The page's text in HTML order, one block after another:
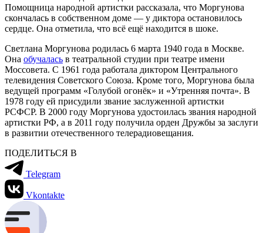
Помощница народной артистки рассказала, что Моргунова
скончалась в собственном доме — у диктора остановилось
сердце. Она отметила, что всё ещё находится в шоке.
Светлана Моргунова родилась 6 марта 1940 года в Москве.
Она обучалась в театральной студии при театре имени
Моссовета. С 1961 года работала диктором Центрального
телевидения Советского Союза. Кроме того, Моргунова была
ведущей программ «Голубой огонёк» и «Утренняя почта». В
1978 году ей присудили звание заслуженной артистки
РСФСР. В 2000 году Моргунова удостоилась звания народной
артистки РФ, а в 2011 году получила орден Дружбы за заслуги
в развитии отечественного телерадиовещания.
ПОДЕЛИТЬСЯ В
Telegram
Vkontakte